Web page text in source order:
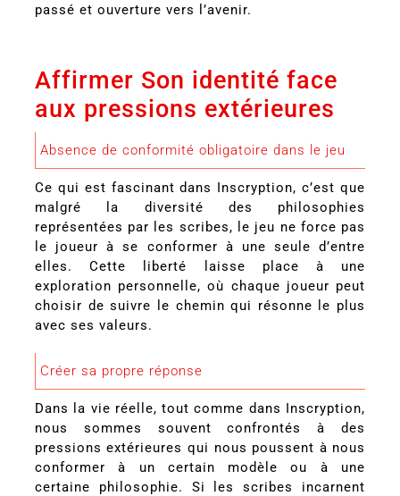
passé et ouverture vers l’avenir.
Affirmer Son identité face
aux pressions extérieures
Absence de conformité obligatoire dans le jeu
Ce qui est fascinant dans Inscryption, c’est que
malgré la diversité des philosophies
représentées par les scribes, le jeu ne force pas
le joueur à se conformer à une seule d’entre
elles. Cette liberté laisse place à une
exploration personnelle, où chaque joueur peut
choisir de suivre le chemin qui résonne le plus
avec ses valeurs.
Créer sa propre réponse
Dans la vie réelle, tout comme dans Inscryption,
nous sommes souvent confrontés à des
pressions extérieures qui nous poussent à nous
conformer à un certain modèle ou à une
certaine philosophie. Si les scribes incarnent